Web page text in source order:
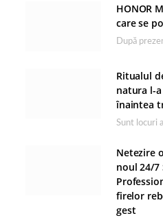
HONOR
care se
Ritualul
natura l-
înaintea
Netezire
noul 24/7
firelor
gest